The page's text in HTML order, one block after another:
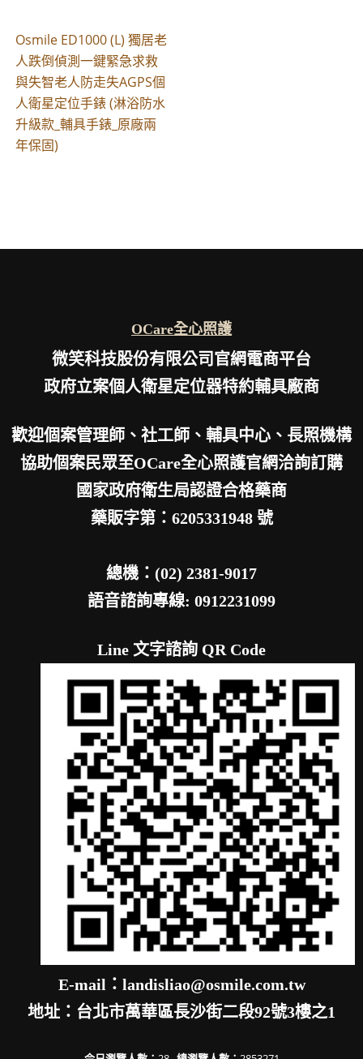
Osmile ED1000 (L) 獨居老
人跌倒偵測一鍵緊急求救
與失智老人防走失AGPS個
人衛星定位手錶 (淋浴防水
升級款_輔具手錶_原廠兩
年保固)
OCare全心照護
微笑科技股份有限公司官網電商平台
政府立案個人衛星定位器特約輔具廠商
歡迎個案管理師、社工師、輔具中心、長照機構
協助個案民眾至OCare全心照護官網洽詢訂購
國家政府衛生局認證合格藥商
藥販字第：6205331948 號
總機：(02) 2381-9017
語音諮詢專線: 0912231099
Line 文字諮詢 QR Code
E-mail：landisliao@osmile.com.tw
地址：台北市萬華區長沙街二段92號3樓之1